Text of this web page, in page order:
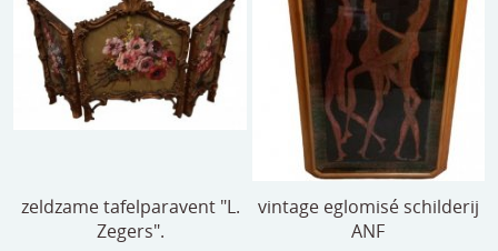
zeldzame tafelparavent "L.
Zegers".
vintage eglomisé schilderij
ANF